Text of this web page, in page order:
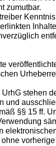
zumutbar.
stehen
und
§§ 15 ff.